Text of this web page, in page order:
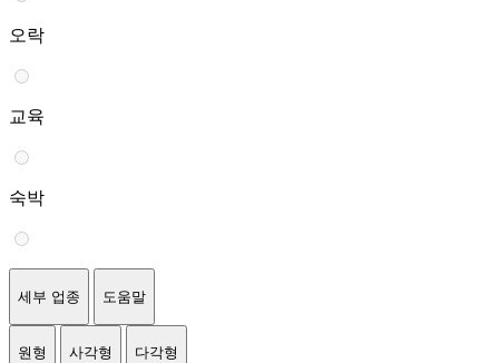
오락
교육
숙박
세부 업종 도움말
원형 사각형 다각형